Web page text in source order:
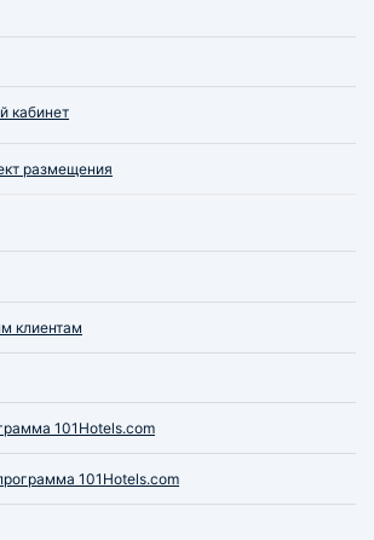
кабинет
размещения
клиентам
101Hotels.com
101Hotels.com